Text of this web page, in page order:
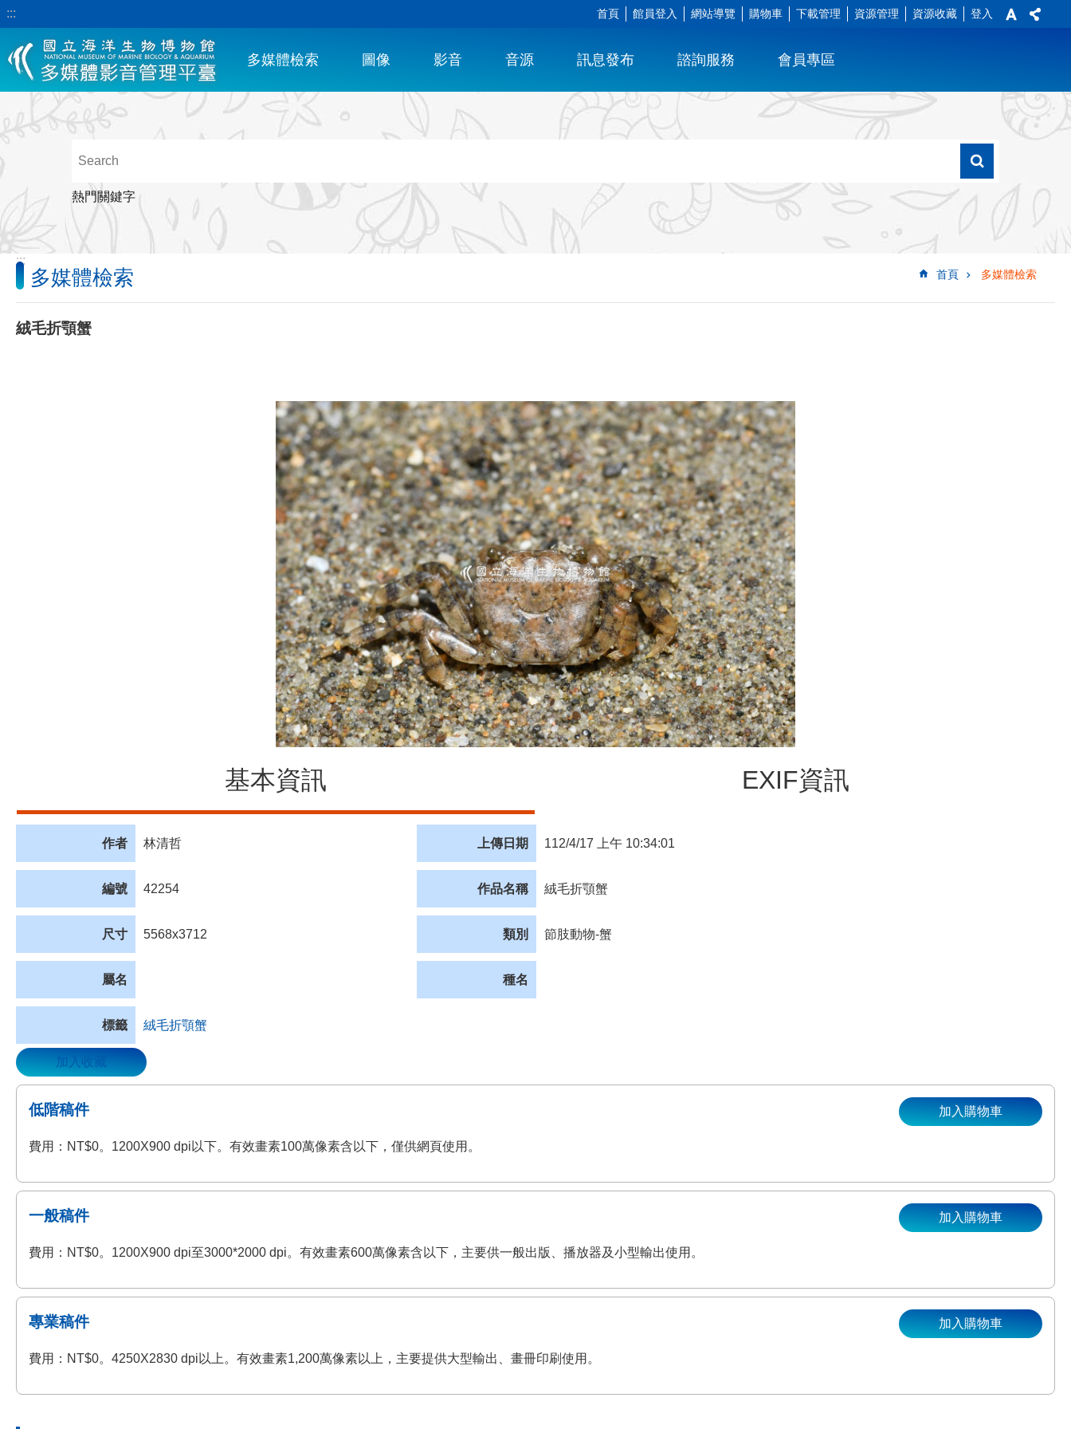
跳到主要內容區塊
::: 首頁 館員登入 網站導覽 購物車 下載管理 資源管理 資源收藏 登入
多媒體檢索 圖像 影音 音源 訊息發布 諮詢服務 會員專區
熱門關鍵字
:::
首頁 多媒體檢索
多媒體檢索
絨毛折顎蟹
基本資訊 EXIF資訊
作者 林清哲 上傳日期 112/4/17 上午 10:34:01
編號 42254 作品名稱 絨毛折顎蟹
尺寸 5568x3712 類別 節肢動物-蟹
屬名 種名
標籤 絨毛折顎蟹
加入收藏
低階稿件
費用：NT$0。1200X900 dpi以下。有效畫素100萬像素含以下，僅供網頁使用。
加入購物車
一般稿件
費用：NT$0。1200X900 dpi至3000*2000 dpi。有效畫素600萬像素含以下，主要供一般出版、播放器及小型輸出使用。
加入購物車
專業稿件
費用：NT$0。4250X2830 dpi以上。有效畫素1,200萬像素以上，主要提供大型輸出、畫冊印刷使用。
加入購物車